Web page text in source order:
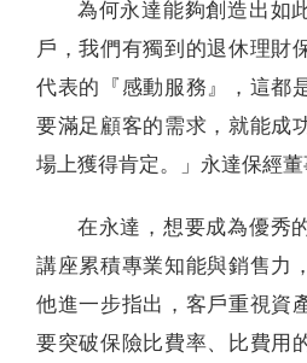
為何永達能夠創造出如
戶，我們有獨到的退休理財
代表的『感動服務』，這都
要滿足顧客的需求，就能成
場上獲得肯定。」永達保經董
在永達，想要成為優秀
講座累積專業知能與銷售力
他進一步指出，客戶重視資
要突破保險比費率、比費用